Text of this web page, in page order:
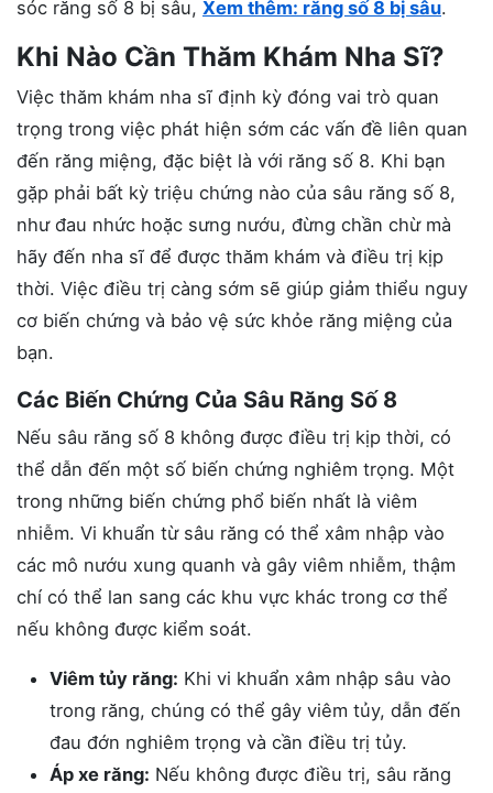
sóc răng số 8 bị sâu, Xem thêm: răng số 8 bị sâu.
Khi Nào Cần Thăm Khám Nha Sĩ?
Việc thăm khám nha sĩ định kỳ đóng vai trò quan
trọng trong việc phát hiện sớm các vấn đề liên quan
đến răng miệng, đặc biệt là với răng số 8. Khi bạn
gặp phải bất kỳ triệu chứng nào của sâu răng số 8,
như đau nhức hoặc sưng nướu, đừng chần chừ mà
hãy đến nha sĩ để được thăm khám và điều trị kịp
thời. Việc điều trị càng sớm sẽ giúp giảm thiểu nguy
cơ biến chứng và bảo vệ sức khỏe răng miệng của
bạn.
Các Biến Chứng Của Sâu Răng Số 8
Nếu sâu răng số 8 không được điều trị kịp thời, có
thể dẫn đến một số biến chứng nghiêm trọng. Một
trong những biến chứng phổ biến nhất là viêm
nhiễm. Vi khuẩn từ sâu răng có thể xâm nhập vào
các mô nướu xung quanh và gây viêm nhiễm, thậm
chí có thể lan sang các khu vực khác trong cơ thể
nếu không được kiểm soát.
Viêm tủy răng: Khi vi khuẩn xâm nhập sâu vào
trong răng, chúng có thể gây viêm tủy, dẫn đến
đau đớn nghiêm trọng và cần điều trị tủy.
Áp xe răng: Nếu không được điều trị, sâu răng